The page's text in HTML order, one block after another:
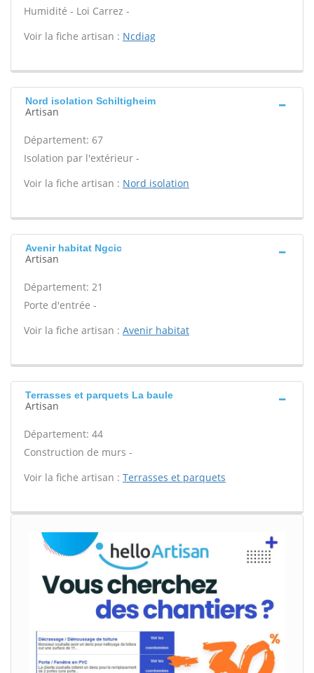
Humidité - Loi Carrez -
Voir la fiche artisan : Ncdiag
Nord isolation Schiltigheim
Artisan
Département: 67
Isolation par l'extérieur -
Voir la fiche artisan : Nord isolation
Avenir habitat Ngcic
Artisan
Département: 21
Porte d'entrée -
Voir la fiche artisan : Avenir habitat
Terrasses et parquets La baule
Artisan
Département: 44
Construction de murs -
Voir la fiche artisan : Terrasses et parquets